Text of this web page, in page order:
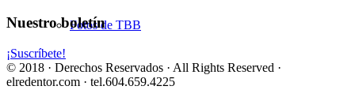
Fotos de TBB
Nuestro boletín
¡Suscríbete!
© 2018 · Derechos Reservados · All Rights Reserved ·
elredentor.com · tel.604.659.4225